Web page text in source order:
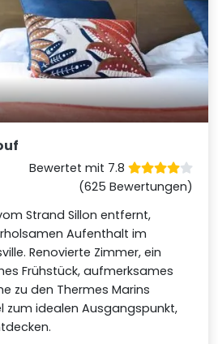
Bewertet mit 7.8
(625 Bewertungen)
Strand Sillon entfernt,
Aufenthalt im
Renovierte Zimmer, ein
Frühstück, aufmerksames
zu den Thermes Marins
zum idealen Ausgangspunkt,